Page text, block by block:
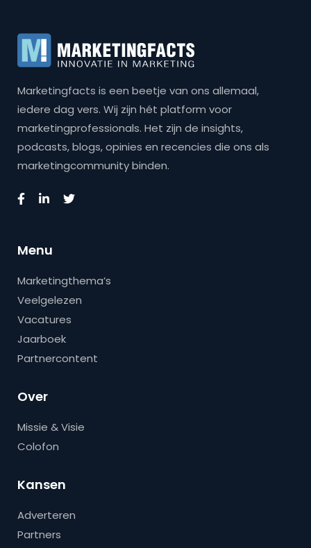
Marketingfacts is een beetje van ons allemaal,
iedere dag vers. Wij zijn hét platform voor
marketingprofessionals. Het zijn de insights,
podcasts, blogs, opinies en recencies die ons als
marketingcommunity binden.
Menu
Marketingthema’s
Veelgelezen
Vacatures
Jaarboek
Partnercontent
Over
Missie & Visie
Colofon
Kansen
Adverteren
Partners